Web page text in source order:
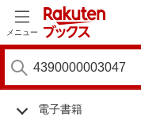
メニュー
電子書籍